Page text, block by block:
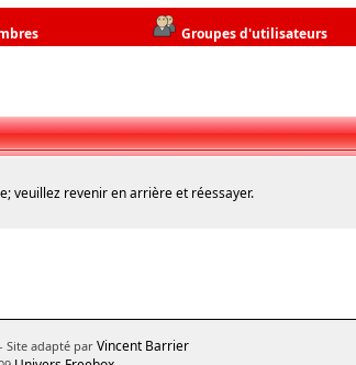
Groupes d'utilisateurs
veuillez revenir en arrière et réessayer.
- Site adapté par Vincent Barrier